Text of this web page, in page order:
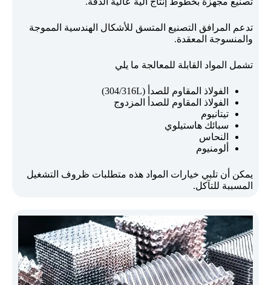
تدعم المرافق التصنيع المتسق للأشكال الهندسية المموجة
والمنسوجة المعقدة.
تشمل المواد القابلة للمعالجة ما يلي
الفولاذ المقاوم للصدأ (304/316L)
الفولاذ المقاوم للصدأ المزدوج
تيتانيوم
سبائك هاستيلوي
النحاس
ألومنيوم
يمكن أن تلبي خيارات المواد هذه متطلبات ظروف التشغيل
المسببة للتآكل.